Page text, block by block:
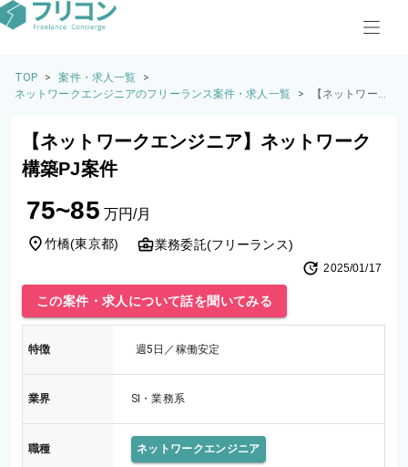
TOP > 案件・求人一覧
>
ネットワークエンジニアのフリーランス案件・求人一覧
>
【ネットワーク
PJ案件
【ネットワークエンジニア】ネットワーク
構築PJ案件
75~85 万円/月
竹橋(東京都) 業務委託(フリーランス)
2025/01/17
この案件・求人について話を聞いてみる
特徴 週5日／稼働安定
業界 SI・業務系
職種 ネットワークエンジニア